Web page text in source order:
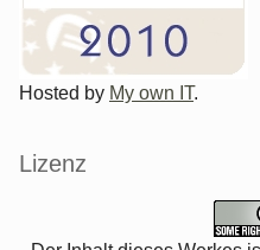
Hosted by My own IT.
Lizenz